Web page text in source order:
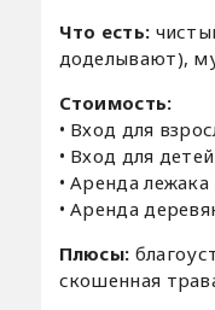
Что есть:
доделывают),
Стоимость:
• Вход для
• Вход для
• Аренда
• Аренда
Плюсы:
скошенная